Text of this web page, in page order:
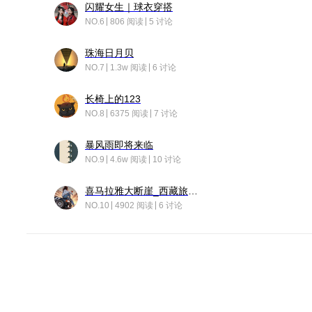
闪耀女生｜球衣穿搭
NO.6 806 阅读 5 讨论
珠海日月贝
NO.7 1.3w 阅读 6 讨论
长椅上的123
NO.8 6375 阅读 7 讨论
暴风雨即将来临
NO.9 4.6w 阅读 10 讨论
NO.10 4902 阅读 6 讨论